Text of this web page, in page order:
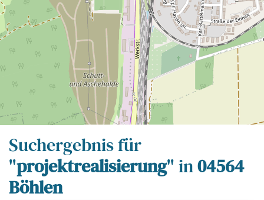
Suchergebnis für
"projektrealisierung" in04564
Böhlen